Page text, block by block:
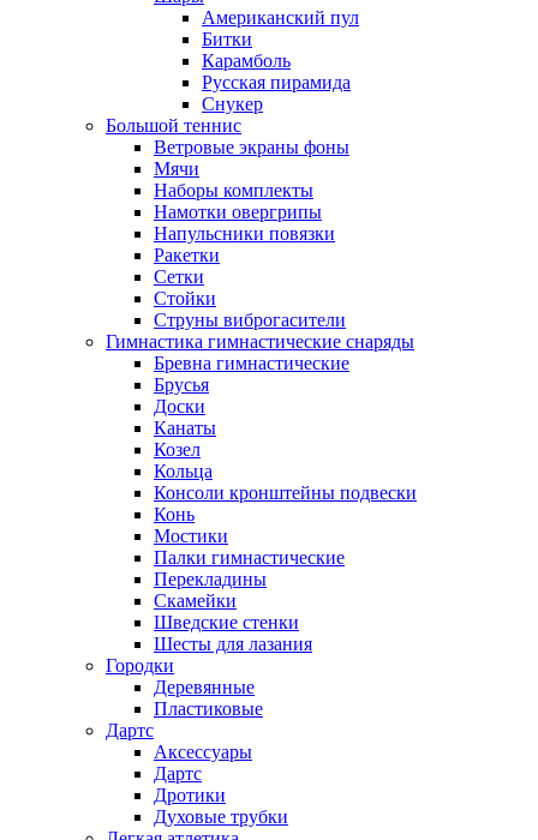
Американский пул
Битки
Карамболь
Русская пирамида
Снукер
Большой теннис
Ветровые экраны фоны
Мячи
Наборы комплекты
Намотки овергрипы
Напульсники повязки
Ракетки
Сетки
Стойки
Струны виброгасители
Гимнастика гимнастические снаряды
Бревна гимнастические
Брусья
Доски
Канаты
Козел
Кольца
Консоли кронштейны подвески
Конь
Мостики
Палки гимнастические
Перекладины
Скамейки
Шведские стенки
Шесты для лазания
Городки
Деревянные
Пластиковые
Дартс
Аксессуары
Дартс
Дротики
Духовые трубки